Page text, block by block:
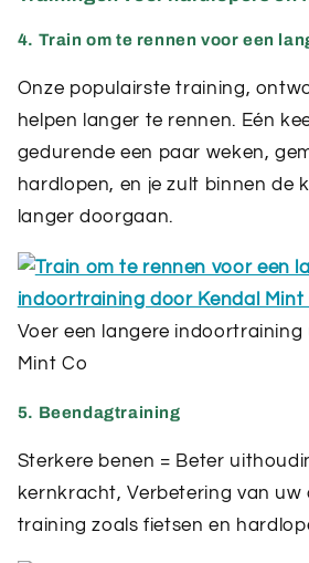
4. Train om te rennen voor een
Onze populairste training,
helpen langer te rennen. Eén
gedurende een paar weken,
hardlopen, en je zult binnen de
langer doorgaan.
Voer een langere indoortraining
Mint Co
5. Beendagtraining
Sterkere benen = Beter
kernkracht, Verbetering van uw
training zoals fietsen en